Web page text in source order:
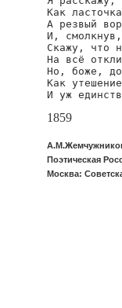
Как
А резвый
И,
Скажу, что
На всё
Но, боже, до
Как
И уж
1859
Поэтическая
Москва: